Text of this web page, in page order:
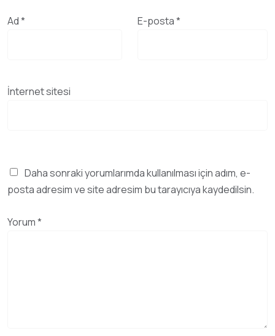
Ad* E-posta*
İnternet sitesi
Daha sonraki yorumlarımda kullanılması için adım, e-
posta adresim ve site adresim bu tarayıcıya kaydedilsin.
Yorum*